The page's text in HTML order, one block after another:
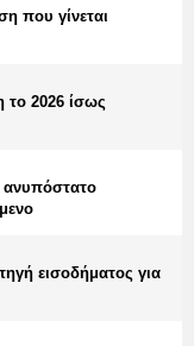
που γίνεται
το 2026 ίσως
ανυπόστατο
εισοδήματος για